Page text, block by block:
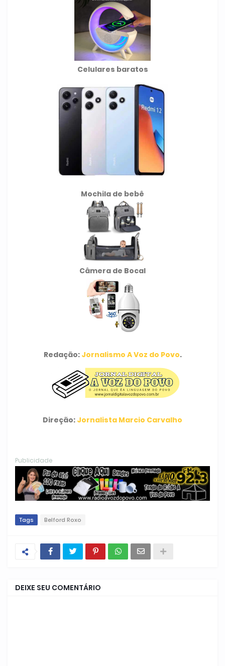
Celulares baratos
Mochila de bebê
Câmera de Bocal
Redação: Jornalismo A Voz do Povo.
Direção: Jornalista Marcio Carvalho
Publicidade
Tags Belford Roxo
DEIXE SEU COMENTÁRIO